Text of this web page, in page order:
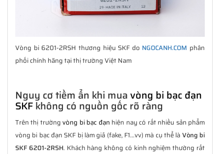
Vòng bi 6201-2RSH thương hiệu SKF do NGOCANH.COM phân
phối chính hãng tại thị trường Việt Nam
Nguy cơ tiềm ẩn khi muavòng bi bạc đạn
SKFkhông có nguồn gốc rõ ràng
Trên thị trườngvòng bi bạc đạn hiện nay có rất nhiều sản phẩm
vòng bi bạc đạn SKF bị làm giả (fake, F1...vv) mà cụ thể làVòng bi
SKF 6201-2RSH. Khách hàng không có kinh nghiệm thường rất